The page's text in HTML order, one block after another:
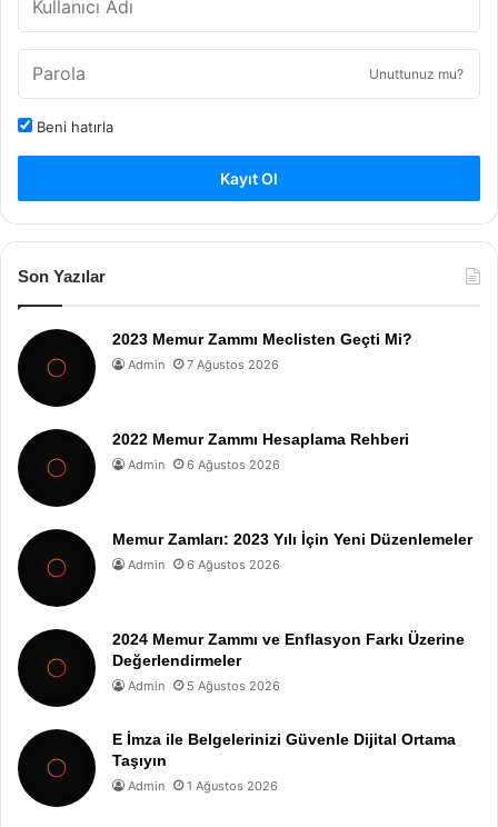
Unuttunuz mu?
Beni hatırla
Kayıt Ol
Son Yazılar
2023 Memur Zammı Meclisten Geçti Mi?
Admin 7 Ağustos 2026
2022 Memur Zammı Hesaplama Rehberi
Admin 6 Ağustos 2026
Memur Zamları: 2023 Yılı İçin Yeni Düzenlemeler
Admin 6 Ağustos 2026
2024 Memur Zammı ve Enflasyon Farkı Üzerine
Değerlendirmeler
Admin 5 Ağustos 2026
E İmza ile Belgelerinizi Güvenle Dijital Ortama
Taşıyın
Admin 1 Ağustos 2026